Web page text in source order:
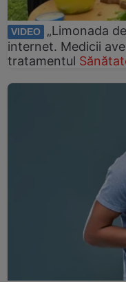
VIDEO
„Limonada
internet. Medicii
tratamentul